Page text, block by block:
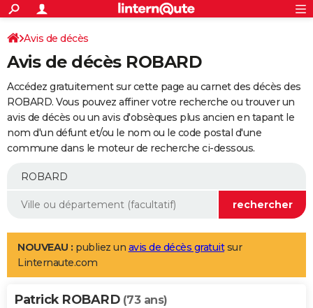
ACTUALITÉS
Politique
Société
Faits Divers
Education
Monde
Villes
+
SPORT
Coupe du monde 2026
Football
Tennis
Cyclisme
Rugby
Forum
Programme TV
TNT
Streaming
Cinéma
Sorties cinéma
Musique
+
FINANCE
Retraite
Epargne
Immobilier
Risques naturels par ville
Banque
Assurance
AUTO
Essais
Réserver un essai
Citadines
Berlines
SUV
Forum auto
+
Mobiles
Meilleur smartphone
Internet
Ordinateurs
Jeux vidéo
Guide high-tech
Aménagement intérieur
LIFESTYLE
Art de vivre
Bien-être
Loisirs
Mode
Modes de vie
Alimentation
Guide de la santé
Maladies
Médicaments
Sommeil
VOYAGE
Avis de décès
Avis de décès ROBARD
Accédez gratuitement sur cette page au carnet des décès des
ROBARD. Vous pouvez affiner votre recherche ou trouver un
avis de décès ou un avis d'obsèques plus ancien en tapant le
nom d'un défunt et/ou le nom ou le code postal d'une
commune dans le moteur de recherche ci-dessous.
NOUVEAU : publiez un avis de décès gratuitsur
Linternaute.com
Patrick ROBARD (73 ans)